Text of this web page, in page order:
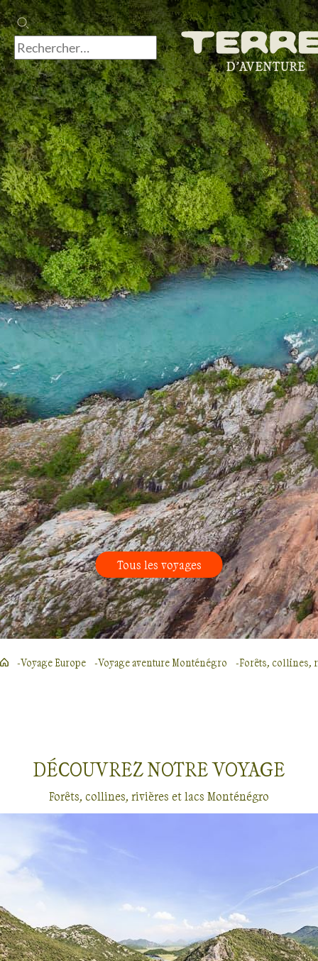
Voyages dans les forêts, collines, rivières et lacsMonténégro
Tous les voyages
Voyage Europe Voyage aventure Monténégro Forêts, collines,
DÉCOUVREZ NOTREVOYAGE
Forêts, collines, rivières et lacs Monténégro